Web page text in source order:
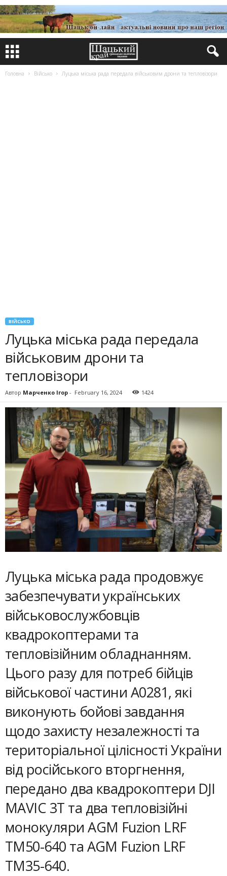
Головна Військо Луцька міська рада передала військовим дрони та тепловізори
ВІЙСЬКО
Луцька міська рада передала
військовим дрони та
тепловізори
Автор Марченко Ігор - February 16, 2024 1424
Луцька міська рада продовжує
забезпечувати українських
військовослужбовців
квадрокоптерами та
тепловізійним обладнанням.
Цього разу для потреб бійців
військової частини А0281, які
виконують бойові завдання
щодо захисту незалежності та
територіальної цілісності України
від російського вторгнення,
передано два квадрокоптери DJI
MAVIC 3T та два тепловізійні
монокуляри AGM Fuzion LRF
TM50-640 та AGM Fuzion LRF
TM35-640.